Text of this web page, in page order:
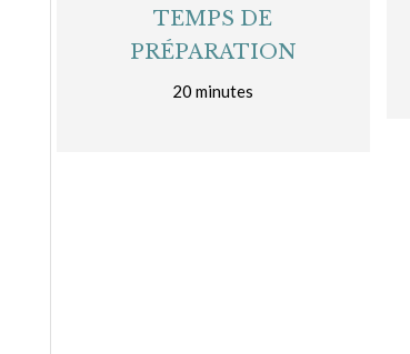
TEMPS DE
PRÉPARATION
20 minutes